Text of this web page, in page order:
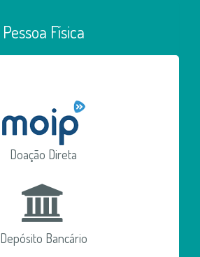
Pessoa Física
Doação Direta
Depósito Bancário